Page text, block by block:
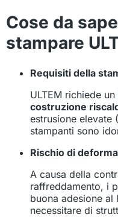
Cose da
stampare
Requisiti della
ULTEM richiede un
costruzione
estrusione elevate
stampanti sono
Rischio di
A causa della
raffreddamento, i
buona adesione
necessitare di